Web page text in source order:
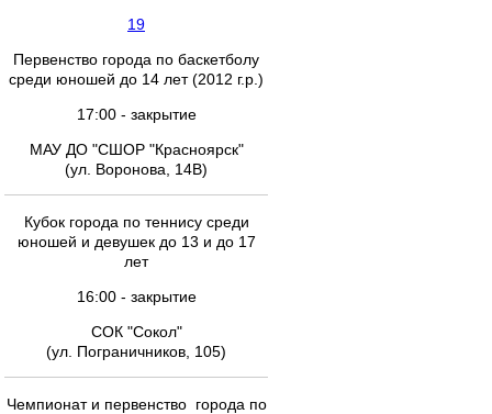
19
Первенство города по баскетболу
среди юношей до 14 лет (2012 г.р.)
17:00 - закрытие
МАУ ДО "СШОР "Красноярск"
(ул. Воронова, 14В)
Кубок города по теннису среди
юношей и девушек до 13 и до 17
лет
16:00 - закрытие
СОК "Сокол"
(ул. Пограничников, 105)
Чемпионат и первенство города по